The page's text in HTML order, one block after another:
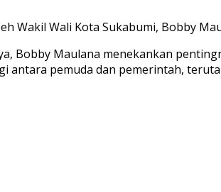
Wakil Wali Kota Sukabumi, Bobby
Bobby Maulana menekankan
antara pemuda dan pemerintah,